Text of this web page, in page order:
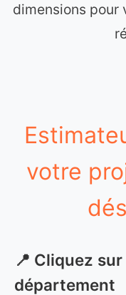
dimensions pour
votre
📍 Cliquez
département